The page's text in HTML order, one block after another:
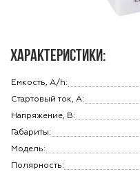
Характеристики:
Емкость, A/h:
Стартовый ток, A:
Напряжение, В:
Габариты:
Модель:
Полярность: